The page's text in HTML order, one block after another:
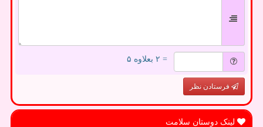
= ۲ بعلاوه ۵
فرستادن نظر
لینک دوستان سلامت